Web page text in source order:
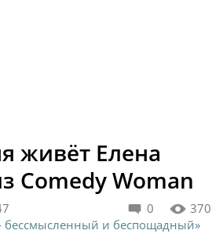
живёт Елена
Comedy Woman
0 370
бессмысленный и беспощадный»